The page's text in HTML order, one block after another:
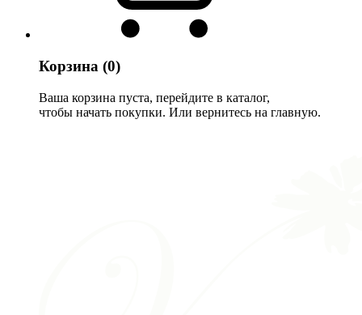
Корзина (0)
Ваша корзина пуста, перейдите в каталог,
чтобы начать покупки. Или вернитесь на главную.